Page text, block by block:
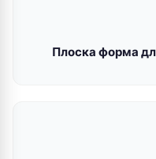
Плоска форма